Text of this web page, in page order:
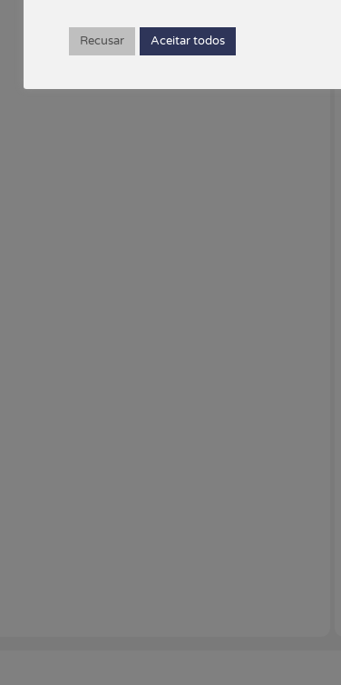
Recusar Aceitar todos